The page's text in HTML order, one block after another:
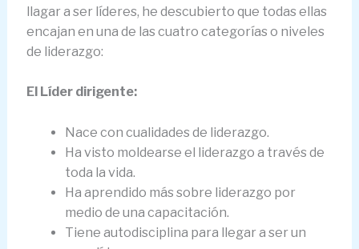
llagar a ser líderes, he descubierto que todas ellas
encajan en una de las cuatro categorías o niveles
de liderazgo:
El Líder dirigente:
Nace con cualidades de liderazgo.
Ha visto moldearse el liderazgo a través de
toda la vida.
Ha aprendido más sobre liderazgo por
medio de una capacitación.
Tiene autodisciplina para llegar a ser un